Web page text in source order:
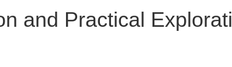
and Practical